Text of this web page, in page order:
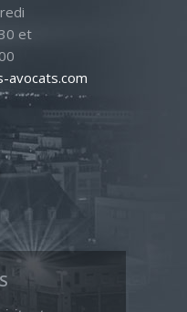
et
avocats.com